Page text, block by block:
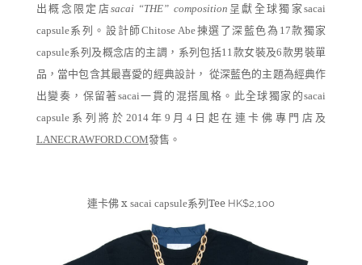
出概念限定店sacai “THE” composition 呈獻全球獨家sacai
capsule系列。 設計師Chitose Abe揀選了深藍色為 17款獨家
capsule系列及概念店的主調，系列包括11款女裝及6款男裝單
品，當中包含其最喜愛的經典設計， 從深藍色的主題為經典作
出變奏，保留著sacai一貫的混搭風格。此全球獨家的sacai
capsule系列將於 2014年 9 月 4日起在連卡佛專門店及
LANECRAWFORD.COM發售。
連卡佛 x sacai capsule系列TeeHK$2,100